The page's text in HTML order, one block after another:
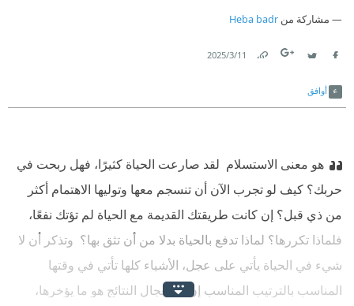
مشاركة من Heba badr
11‏/3‏/2025
أوافق
هو معنى الاستسلام ‫ لقد صارعت الحياة كثيرًا، فهل ربحت في
حربك؟ كيف لو تجرب الآن أن تنسجم معها وتوليها الاهتمام أكثر
من ذي قبل؟ إن كانت طريقتك القديمة مع الحياة لم تؤتك نفعًا،
فلماذا تكررها؟ لماذا تدفع بالحياة بدلا من أن تثق بها؟ ‫ وتذكر أن لا
شيء في الحياة يأتي على عجل، الأشياء كلها تأتي في وقتها
المناسب بالترتيب المناسب إن استعجال النتائج هو ما يؤخرها،